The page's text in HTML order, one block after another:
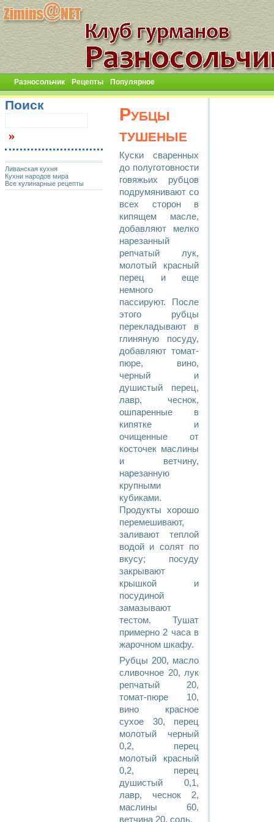
Разносольчик Рецепты Популярное
Рубцы
тушеные
Куски сваренных
до полуготовности
говяжьих рубцов
подрумянивают со
всех сторон в
кипящем масле,
добавляют мелко
нарезанный
репчатый лук,
молотый красный
перец и еще
немного
пассируют. После
этого рубцы
перекладывают в
глиняную посуду,
добавляют томат-
пюре, вино,
черный и
душистый перец,
лавр, чеснок,
ошпаренные в
кипятке и
очищенные от
косточек маслины
и ветчину,
нарезанную
крупными
кубиками.
Продукты хорошо
перемешивают,
заливают теплой
водой и солят по
вкусу; посуду
закрывают
крышкой и
посудиной
замазывают
тестом. Тушат
примерно 2 часа в
жарочном шкафу.
Рубцы 200, масло
сливочное 20, лук
репчатый 20,
томат-пюре 10,
вино красное
сухое 30, перец
молотый черный
0,2, перец
молотый красный
0,2, перец
душистый 0,1,
лавр, чеснок 2,
маслины 60,
ветчина 20, соль.
Поиск
Ливанская кухня
Кухни народов мира
Все кулинарные рецепты